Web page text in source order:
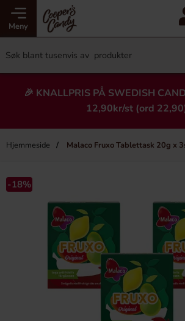
Meny
🎉 KNALLPRIS PÅ SWEDISH
12,90kr/st (ord
Hjemmeside Malaco Fruxo Tablettask 20g x
-18%